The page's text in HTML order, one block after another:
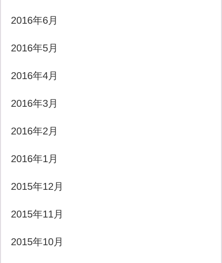
2016年6月
2016年5月
2016年4月
2016年3月
2016年2月
2016年1月
2015年12月
2015年11月
2015年10月